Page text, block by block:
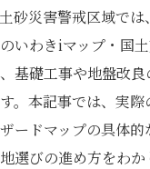
砂災害警戒区域で
いわきiマップ・国
基礎工事や地盤改
。本記事では、実
ードマップの具体
選びの進め方をわ